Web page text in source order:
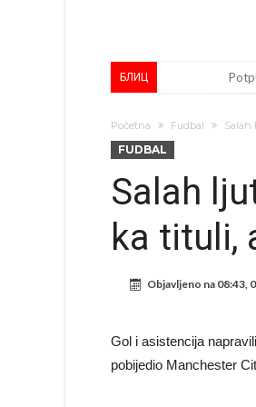
БЛИЦ
Početna Fudbal Salah
FUDBAL
Salah
ka tituli,
Objavljeno na 08:43,
Gol i asistencija
pobijedio Manchester